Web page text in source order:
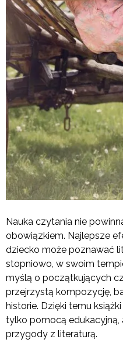
Nauka czytania nie
obowiązkiem. Najlepsze
dziecko może poznawać
stopniowo, w swoim
myślą o początkujących
przejrzystą kompozycję,
historie. Dzięki temu
tylko pomocą edukacyjną,
przygody z literaturą.